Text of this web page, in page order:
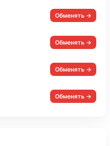
Обменять →
Обменять →
Обменять →
Обменять →